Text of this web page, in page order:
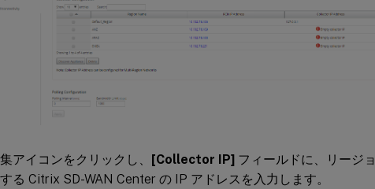
アイコンをクリックし、 [Collector IP] フィールドに、リージ
る Citrix SD-WAN Center の IP アドレスを入力します。